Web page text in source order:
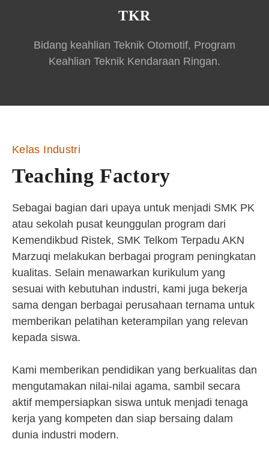
TKR
Bidang keahlian Teknik Otomotif, Program
Keahlian Teknik Kendaraan Ringan.
Kelas Industri
Teaching Factory
Sebagai bagian dari upaya untuk menjadi SMK PK
atau sekolah pusat keunggulan program dari
Kemendikbud Ristek, SMK Telkom Terpadu AKN
Marzuqi melakukan berbagai program peningkatan
kualitas. Selain menawarkan kurikulum yang
sesuai with kebutuhan industri, kami juga bekerja
sama dengan berbagai perusahaan ternama untuk
memberikan pelatihan keterampilan yang relevan
kepada siswa.
Kami memberikan pendidikan yang berkualitas dan
mengutamakan nilai-nilai agama, sambil secara
aktif mempersiapkan siswa untuk menjadi tenaga
kerja yang kompeten dan siap bersaing dalam
dunia industri modern.